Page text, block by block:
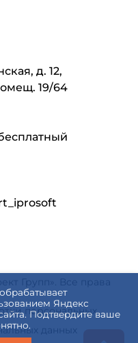
Яндекс
Подтвердите ваше
д. 12,
19/64
Групп». Все права
персональных
данных